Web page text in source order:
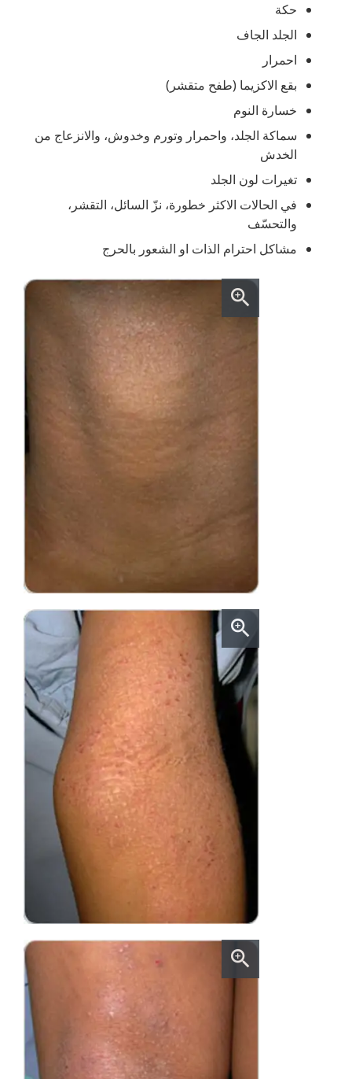
حكة
الجلد الجاف
احمرار
بقع الاكزيما (طفح متقشر)
خسارة النوم
سماكة الجلد، واحمرار وتورم وخدوش، والانزعاج من
الخدش
تغيرات لون الجلد
في الحالات الاكثر خطورة، نزّ السائل، التقشر،
والتحسّف
مشاكل احترام الذات او الشعور بالحرج